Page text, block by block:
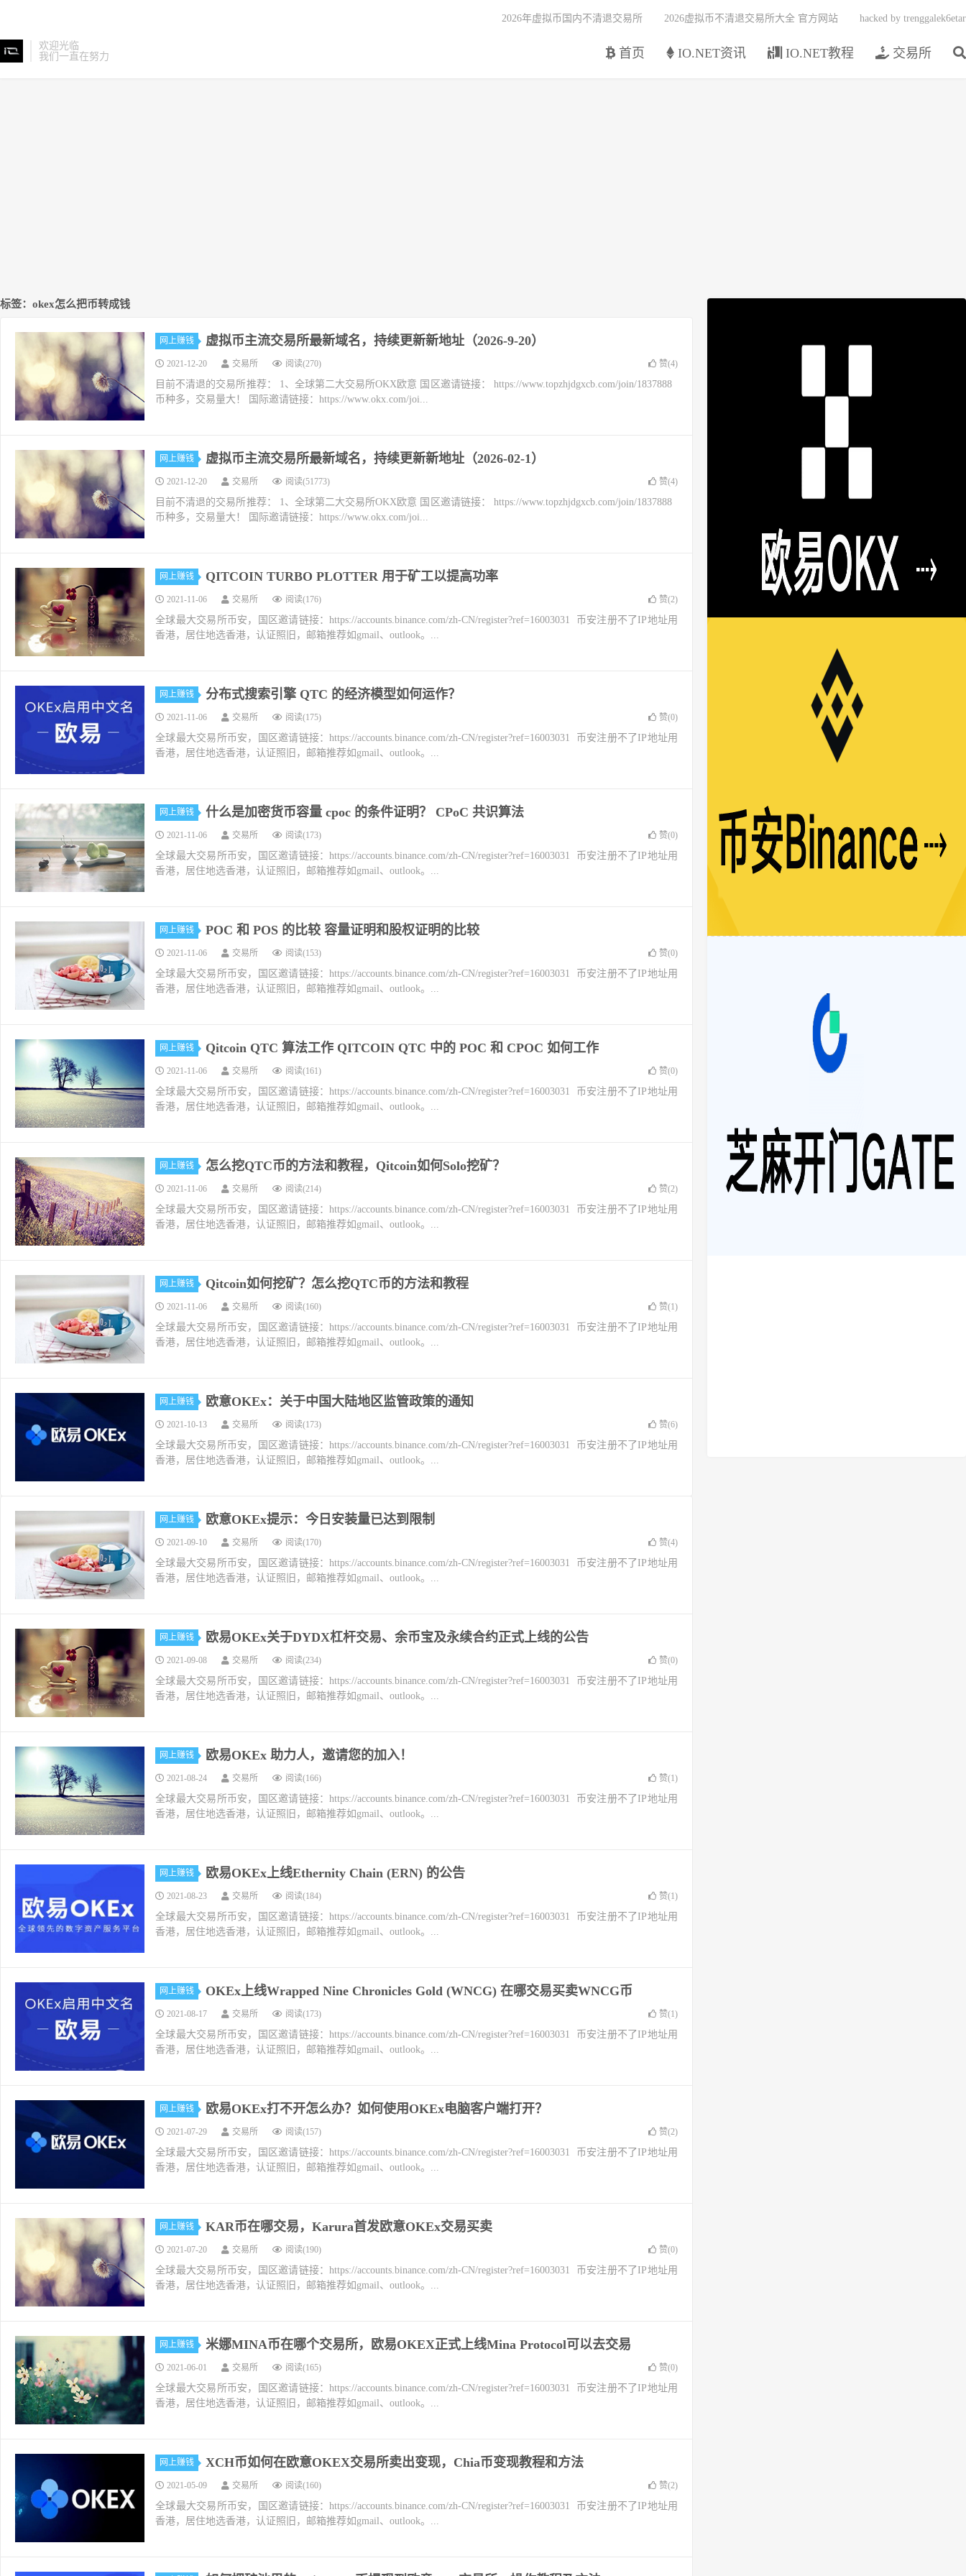
欢迎光临
我们一直在努力
首页 IO.NET资讯 IO.NET教程 交易所
2026年虚拟币国内不清退交易所 2026虚拟币不清退交易所大全 官方网站 hacked by trenggalek6etar
标签：okex怎么把币转成钱
网上赚钱 虚拟币主流交易所最新域名，持续更新新地址（2026-9-20）
2021-12-20 交易所 阅读(270) 赞(4)
目前不清退的交易所推荐： 1、全球第二大交易所OKX欧意 国区邀请链接： https://www.topzhjdgxcb.com/join/1837888
币种多，交易量大！ 国际邀请链接：https://www.okx.com/joi...
网上赚钱 虚拟币主流交易所最新域名，持续更新新地址（2026-02-1）
2021-12-20 交易所 阅读(51773) 赞(4)
目前不清退的交易所推荐： 1、全球第二大交易所OKX欧意 国区邀请链接： https://www.topzhjdgxcb.com/join/1837888
币种多，交易量大！ 国际邀请链接：https://www.okx.com/joi...
网上赚钱 QITCOIN TURBO PLOTTER 用于矿工以提高功率
2021-11-06 交易所 阅读(176) 赞(2)
全球最大交易所币安，国区邀请链接：https://accounts.binance.com/zh-CN/register?ref=16003031 币安注册不了IP地址用
香港，居住地选香港，认证照旧，邮箱推荐如gmail、outlook。...
网上赚钱 分布式搜索引擎 QTC 的经济模型如何运作？
2021-11-06 交易所 阅读(175) 赞(0)
全球最大交易所币安，国区邀请链接：https://accounts.binance.com/zh-CN/register?ref=16003031 币安注册不了IP地址用
香港，居住地选香港，认证照旧，邮箱推荐如gmail、outlook。...
网上赚钱 什么是加密货币容量 cpoc 的条件证明？ CPoC 共识算法
2021-11-06 交易所 阅读(173) 赞(0)
全球最大交易所币安，国区邀请链接：https://accounts.binance.com/zh-CN/register?ref=16003031 币安注册不了IP地址用
香港，居住地选香港，认证照旧，邮箱推荐如gmail、outlook。...
网上赚钱 POC 和 POS 的比较 容量证明和股权证明的比较
2021-11-06 交易所 阅读(153) 赞(0)
全球最大交易所币安，国区邀请链接：https://accounts.binance.com/zh-CN/register?ref=16003031 币安注册不了IP地址用
香港，居住地选香港，认证照旧，邮箱推荐如gmail、outlook。...
网上赚钱 Qitcoin QTC 算法工作 QITCOIN QTC 中的 POC 和 CPOC 如何工作
2021-11-06 交易所 阅读(161) 赞(0)
全球最大交易所币安，国区邀请链接：https://accounts.binance.com/zh-CN/register?ref=16003031 币安注册不了IP地址用
香港，居住地选香港，认证照旧，邮箱推荐如gmail、outlook。...
网上赚钱 怎么挖QTC币的方法和教程，Qitcoin如何Solo挖矿？
2021-11-06 交易所 阅读(214) 赞(2)
全球最大交易所币安，国区邀请链接：https://accounts.binance.com/zh-CN/register?ref=16003031 币安注册不了IP地址用
香港，居住地选香港，认证照旧，邮箱推荐如gmail、outlook。...
网上赚钱 Qitcoin如何挖矿？怎么挖QTC币的方法和教程
2021-11-06 交易所 阅读(160) 赞(1)
全球最大交易所币安，国区邀请链接：https://accounts.binance.com/zh-CN/register?ref=16003031 币安注册不了IP地址用
香港，居住地选香港，认证照旧，邮箱推荐如gmail、outlook。...
网上赚钱 欧意OKEx：关于中国大陆地区监管政策的通知
2021-10-13 交易所 阅读(173) 赞(6)
全球最大交易所币安，国区邀请链接：https://accounts.binance.com/zh-CN/register?ref=16003031 币安注册不了IP地址用
香港，居住地选香港，认证照旧，邮箱推荐如gmail、outlook。...
网上赚钱 欧意OKEx提示：今日安装量已达到限制
2021-09-10 交易所 阅读(170) 赞(4)
全球最大交易所币安，国区邀请链接：https://accounts.binance.com/zh-CN/register?ref=16003031 币安注册不了IP地址用
香港，居住地选香港，认证照旧，邮箱推荐如gmail、outlook。...
网上赚钱 欧易OKEx关于DYDX杠杆交易、余币宝及永续合约正式上线的公告
2021-09-08 交易所 阅读(234) 赞(0)
全球最大交易所币安，国区邀请链接：https://accounts.binance.com/zh-CN/register?ref=16003031 币安注册不了IP地址用
香港，居住地选香港，认证照旧，邮箱推荐如gmail、outlook。...
网上赚钱 欧易OKEx 助力人，邀请您的加入！
2021-08-24 交易所 阅读(166) 赞(1)
全球最大交易所币安，国区邀请链接：https://accounts.binance.com/zh-CN/register?ref=16003031 币安注册不了IP地址用
香港，居住地选香港，认证照旧，邮箱推荐如gmail、outlook。...
网上赚钱 欧易OKEx上线Ethernity Chain (ERN) 的公告
2021-08-23 交易所 阅读(184) 赞(1)
全球最大交易所币安，国区邀请链接：https://accounts.binance.com/zh-CN/register?ref=16003031 币安注册不了IP地址用
香港，居住地选香港，认证照旧，邮箱推荐如gmail、outlook。...
网上赚钱 OKEx上线Wrapped Nine Chronicles Gold (WNCG) 在哪交易买卖WNCG币
2021-08-17 交易所 阅读(173) 赞(1)
全球最大交易所币安，国区邀请链接：https://accounts.binance.com/zh-CN/register?ref=16003031 币安注册不了IP地址用
香港，居住地选香港，认证照旧，邮箱推荐如gmail、outlook。...
网上赚钱 欧易OKEx打不开怎么办？如何使用OKEx电脑客户端打开？
2021-07-29 交易所 阅读(157) 赞(2)
全球最大交易所币安，国区邀请链接：https://accounts.binance.com/zh-CN/register?ref=16003031 币安注册不了IP地址用
香港，居住地选香港，认证照旧，邮箱推荐如gmail、outlook。...
网上赚钱 KAR币在哪交易，Karura首发欧意OKEx交易买卖
2021-07-20 交易所 阅读(190) 赞(0)
全球最大交易所币安，国区邀请链接：https://accounts.binance.com/zh-CN/register?ref=16003031 币安注册不了IP地址用
香港，居住地选香港，认证照旧，邮箱推荐如gmail、outlook。...
网上赚钱 米娜MINA币在哪个交易所，欧易OKEX正式上线Mina Protocol可以去交易
2021-06-01 交易所 阅读(165) 赞(0)
全球最大交易所币安，国区邀请链接：https://accounts.binance.com/zh-CN/register?ref=16003031 币安注册不了IP地址用
香港，居住地选香港，认证照旧，邮箱推荐如gmail、outlook。...
网上赚钱 XCH币如何在欧意OKEX交易所卖出变现，Chia币变现教程和方法
2021-05-09 交易所 阅读(160) 赞(2)
全球最大交易所币安，国区邀请链接：https://accounts.binance.com/zh-CN/register?ref=16003031 币安注册不了IP地址用
香港，居住地选香港，认证照旧，邮箱推荐如gmail、outlook。...